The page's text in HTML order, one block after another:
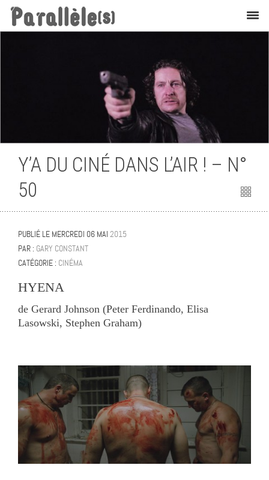
Y’A DU CINÉ DANS L’AIR ! – N°
50
PUBLIÉ LE MERCREDI 06 MAI 2015
PAR : GARY CONSTANT
CATÉGORIE : CINÉMA
HYENA
de Gerard Johnson (Peter Ferdinando, Elisa
Lasowski, Stephen Graham)